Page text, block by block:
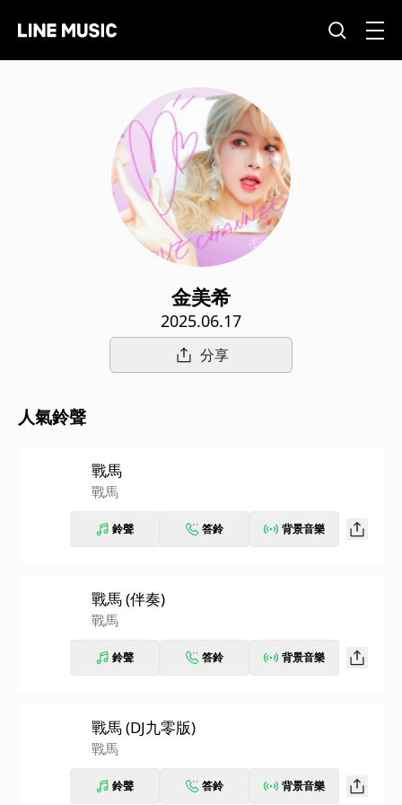
金美希
2025.06.17
分享
人氣鈴聲
戰馬
戰馬
鈴聲 答鈴 背景音樂
戰馬 (伴奏)
戰馬
鈴聲 答鈴 背景音樂
戰馬 (DJ九零版)
戰馬
鈴聲 答鈴 背景音樂